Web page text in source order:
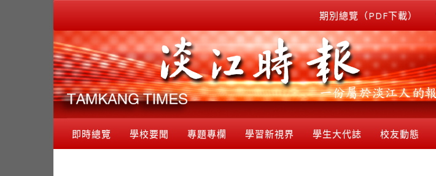
期別總覽（PDF下載）
即時總覽 學校要聞 專題專欄 學習新視界 學生大代誌 校友動態